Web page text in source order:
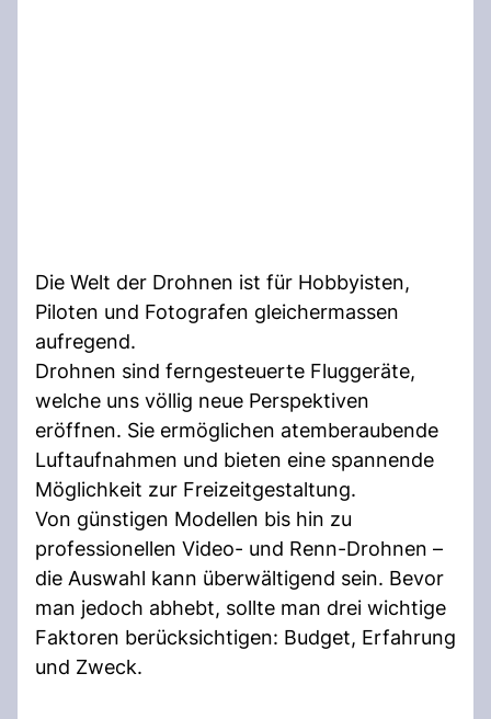
Die Welt der Drohnen ist für Hobbyisten,
Piloten und Fotografen gleichermassen
aufregend.
Drohnen sind ferngesteuerte Fluggeräte,
welche uns völlig neue Perspektiven
eröffnen. Sie ermöglichen atemberaubende
Luftaufnahmen und bieten eine spannende
Möglichkeit zur Freizeitgestaltung.
Von günstigen Modellen bis hin zu
professionellen Video- und Renn-Drohnen –
die Auswahl kann überwältigend sein. Bevor
man jedoch abhebt, sollte man drei wichtige
Faktoren berücksichtigen: Budget, Erfahrung
und Zweck.